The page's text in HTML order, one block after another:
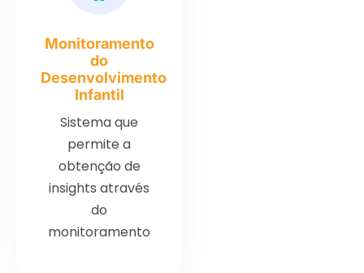
Monitoramento
do
Desenvolvimento
Infantil
Sistema que
permite a
obtenção de
insights através
do
monitoramento